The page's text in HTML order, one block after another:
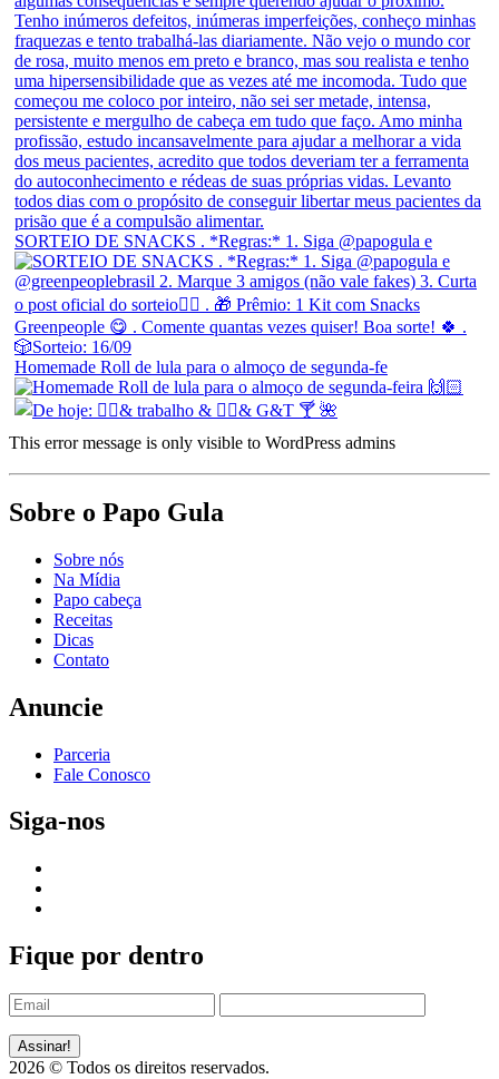
SORTEIO DE SNACKS . *Regras:* 1. Siga @papogula e
Homemade Roll de lula para o almoço de segunda-fe
This error message is only visible to WordPress admins
Sobre o Papo Gula
Sobre nós
Na Mídia
Papo cabeça
Receitas
Dicas
Contato
Anuncie
Parceria
Fale Conosco
Siga-nos
Fique por dentro
2026 © Todos os direitos reservados.